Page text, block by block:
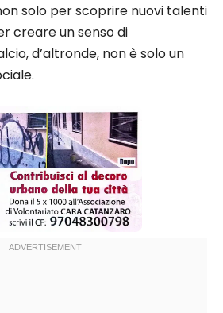
solo per scoprire nuovi talenti
creare un senso di
d’altronde, non è solo un